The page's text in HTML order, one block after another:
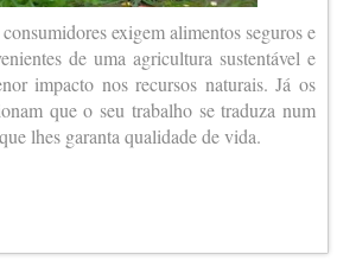
exigem alimentos seguros e
de uma agricultura sustentável e
impacto nos recursos naturais. Já os
que o seu trabalho se traduza num
lhes garanta qualidade de vida.